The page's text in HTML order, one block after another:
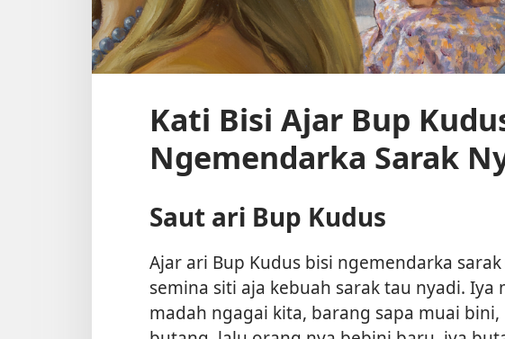
Kati Bisi Ajar Bup
Ngemendarka Sarak
Saut ari Bup Kudus
Ajar ari Bup Kudus bisi ngemendarka
semina siti aja kebuah sarak tau nyadi. Iya
madah ngagai kita, barang sapa muai